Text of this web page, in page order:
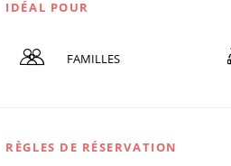
IDÉAL POUR
FAMILLES
RÈGLES DE RÉSERVATION